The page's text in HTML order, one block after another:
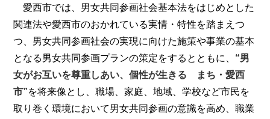
愛西市では、男女共同参画社会基本法をはじめとした
関連法や愛西市のおかれている実情・特性を踏まえつ
つ、男女共同参画社会の実現に向けた施策や事業の基本
となる男女共同参画プランの策定をするとともに、 “男
女がお互いを尊重しあい、個性が生きる まち・愛西
市”を将来像とし、職場、家庭、地域、学校など市民を
取り巻く環境において男女共同参画の意識を高め、職業